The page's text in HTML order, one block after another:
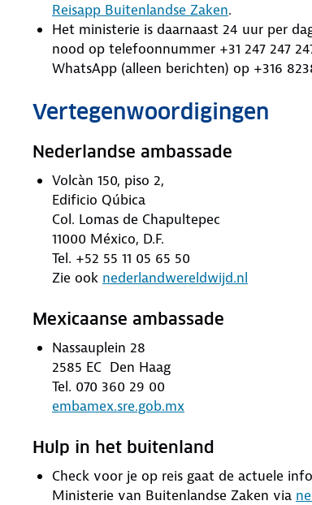
Reisapp Buitenlandse Zaken.
Het ministerie is daarnaast 24 uur per
nood op telefoonnummer +31 247 247
WhatsApp (alleen berichten) op +316
Vertegenwoordigingen
Nederlandse ambassade
Volcàn 150, piso 2,
Edificio Qúbica
Col. Lomas de Chapultepec
11000 México, D.F.
Tel. +52 55 11 05 65 50
Zie ook nederlandwereldwijd.nl
Mexicaanse ambassade
Nassauplein 28
2585 EC Den Haag
Tel. 070 360 29 00
embamex.sre.gob.mx
Hulp in het buitenland
Check voor je op reis gaat de actuele
Ministerie van Buitenlandse Zaken via